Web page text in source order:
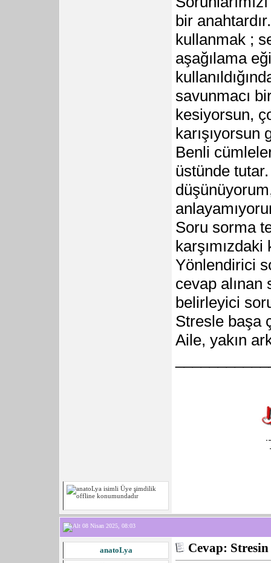
bir
kullanmak ;
aşağılama
savunmacı
kesiyorsun,
karışıyorsun
Benli
üstünde tutar.
Soru sorma
Yönlendirici
cevap alınan
belirleyici
Stresle başa
Aile, yakın
08 Nisan 2025, 08:03
anatoLya Cevap: